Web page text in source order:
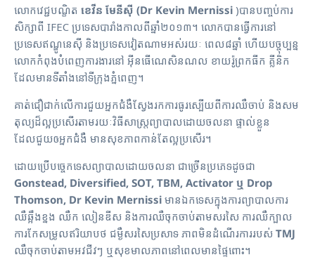
លោកវេជ្ជបណ្ខិត ខេវីន មែនីស៊ី (Dr Kevin Mernissi )បានបញ្ចប់ការ
សិក្សាពី IFEC​ ប្រទេសបារាំងកាលពីឆ្នាំ២០១៣។ លោកបានធ្វើការនៅ
ប្រទេសឥណ្ឌូនេស៊ី និងប្រទេសវៀតណាមអស់រយៈ ពេល៨ឆ្នាំ ហើយបច្ចុប្បន្ន
លោកកំពុងបំពេញការងារនៅ អ៊ីនធើណេសិនណល ខាយរ៉ូព្រកធីក គ្លីនិក
ដែលមានទីតាំងនៅទីក្រុងភ្នំពេញ។
គាត់ជឿជាក់លើការជួយអ្នកជំងឺស្វែងរកការធូរស្បើយពីការឈឺចាប់ និងសម
តុល្យដ៏ល្អប្រសើរតាមរយៈវិធីសាស្រ្តព្យាបាលដោយចលនា ផ្ទាល់ខ្លួន
ដែលជួយឲអ្នកជំងឺ មានសុខភាពកាន់តែល្អប្រសើរ។
ដោយប្រើបច្ចេកទេសព្យាបាលដោយចលនា ជាច្រើនប្រភេទដូចជា
Gonstead, Diversified, SOT, TBM, Activator ឬ Drop
Thomson, Dr Kevin Mernissi មានឯកទេសក្នុងការព្យាបាលការ
ឈឺឆ្អឹងខ្នង ឈឺក លៀនឌីស និងការឈឺចុកចាប់តាមសរសៃ ការឈឺក្បាល
ការកែសម្រូលឥរិយាបថ ជម្ងឺសរសៃប្រសាទ ភាពមិនដំណើរការរបស់ TMJ
ឈឺចុកចាប់តាមអវជីវៗ ឬសុខមាលភាពនៅពេលមានផ្ទៃពោះ។